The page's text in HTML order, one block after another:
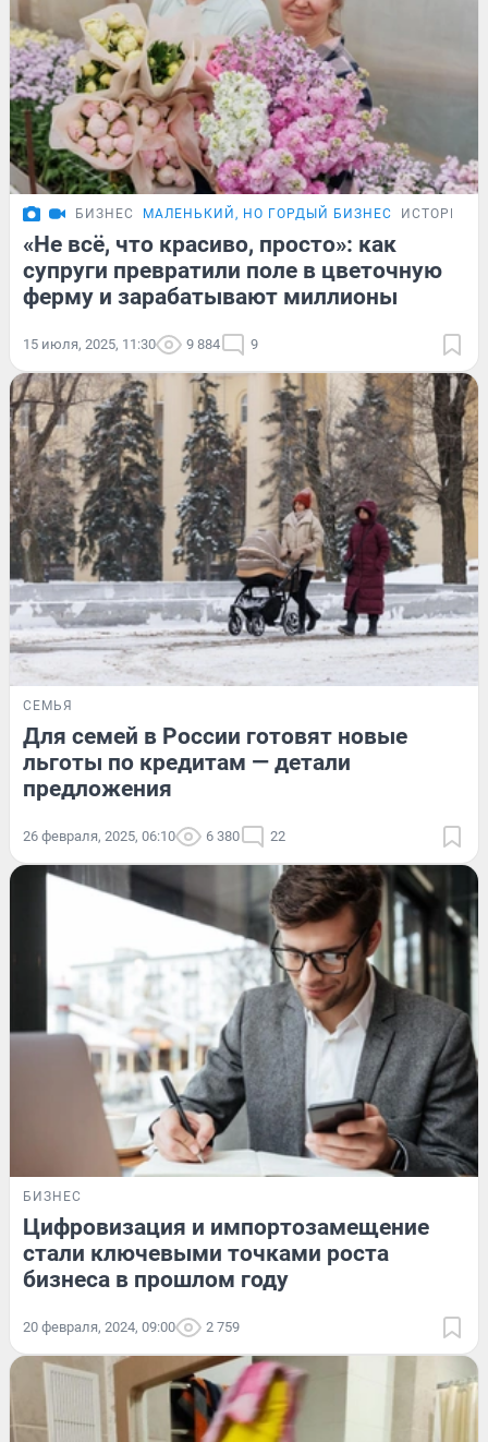
БИЗНЕС МАЛЕНЬКИЙ, НО ГОРДЫЙ БИЗНЕС ИСТОРИИ
«Не всё, что красиво, просто»: как
супруги превратили поле в цветочную
ферму и зарабатывают миллионы
15 июля, 2025, 11:30 9 884 9
СЕМЬЯ
Для семей в России готовят новые
льготы по кредитам — детали
предложения
26 февраля, 2025, 06:10 6 380 22
БИЗНЕС
Цифровизация и импортозамещение
стали ключевыми точками роста
бизнеса в прошлом году
20 февраля, 2024, 09:00 2 759